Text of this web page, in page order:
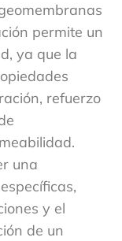
permite un
ya que la
refuerzo
una
y el
de un